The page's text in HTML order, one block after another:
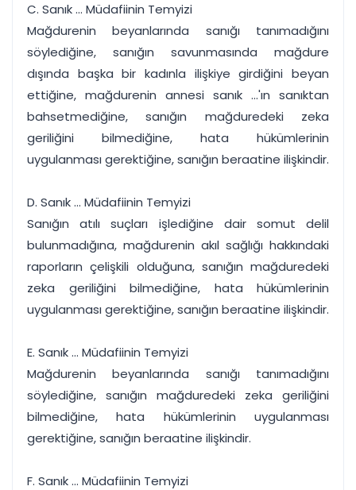
C. Sanık ... Müdafiinin Temyizi
Mağdurenin beyanlarında sanığı tanımadığını
söylediğine, sanığın savunmasında mağdure
dışında başka bir kadınla ilişkiye girdiğini beyan
ettiğine, mağdurenin annesi sanık ...'ın sanıktan
bahsetmediğine, sanığın mağduredeki zeka
geriliğini bilmediğine, hata hükümlerinin
uygulanması gerektiğine, sanığın beraatine ilişkindir.
D. Sanık ... Müdafiinin Temyizi
Sanığın atılı suçları işlediğine dair somut delil
bulunmadığına, mağdurenin akıl sağlığı hakkındaki
raporların çelişkili olduğuna, sanığın mağduredeki
zeka geriliğini bilmediğine, hata hükümlerinin
uygulanması gerektiğine, sanığın beraatine ilişkindir.
E. Sanık ... Müdafiinin Temyizi
Mağdurenin beyanlarında sanığı tanımadığını
söylediğine, sanığın mağduredeki zeka geriliğini
bilmediğine, hata hükümlerinin uygulanması
gerektiğine, sanığın beraatine ilişkindir.
F. Sanık ... Müdafiinin Temyizi